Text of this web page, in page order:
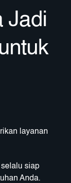
Jadi
layanan
selalu siap
Anda.